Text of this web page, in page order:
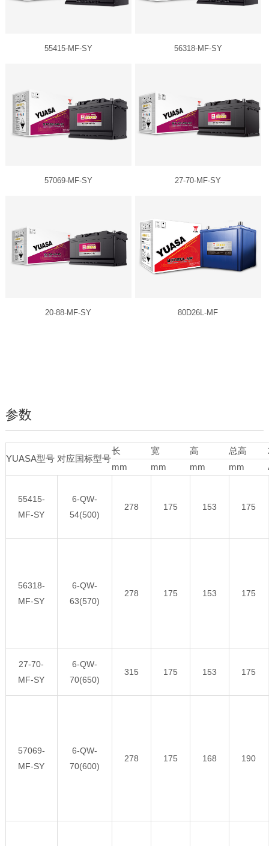
55415-MF-SY 56318-MF-SY
57069-MF-SY 27-70-MF-SY
20-88-MF-SY 80D26L-MF
参数
YUASA型号 对应国标型号
长 宽 高 总高
mm
mm mm mm
55415-
MF-SY
6-QW-
54(500)
278 175 153 175
56318-
MF-SY
6-QW-
63(570)
278 175 153 175
27-70-
MF-SY
6-QW-
70(650)
315 175 153 175
57069-
MF-SY
6-QW-
70(600)
278 175 168 190